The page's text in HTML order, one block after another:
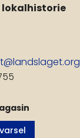
lokalhistorie